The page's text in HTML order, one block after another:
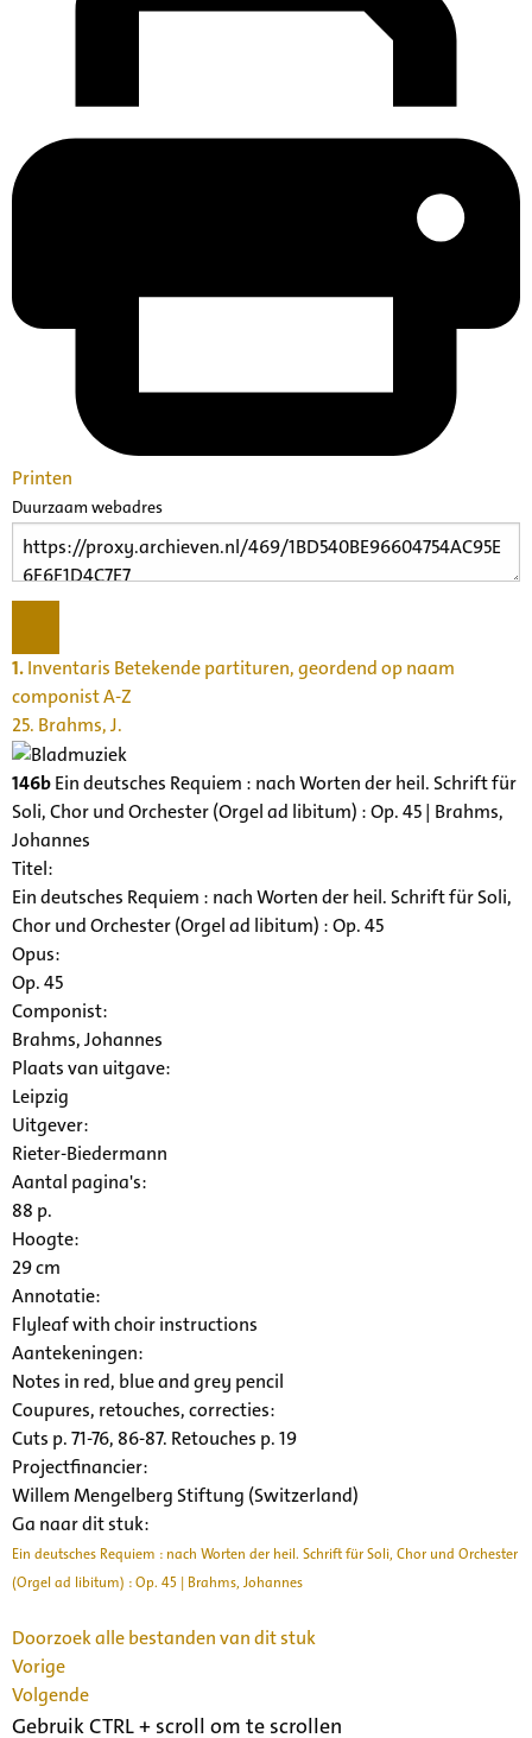
Printen
Duurzaam webadres
1.Inventaris Betekende partituren, geordend op naam
componist A-Z
25. Brahms, J.
146bEin deutsches Requiem : nach Worten der heil. Schrift für
Soli, Chor und Orchester (Orgel ad libitum) : Op. 45 | Brahms,
Johannes
Titel:
Ein deutsches Requiem : nach Worten der heil. Schrift für Soli,
Chor und Orchester (Orgel ad libitum) : Op. 45
Opus:
Op. 45
Componist:
Brahms, Johannes
Plaats van uitgave:
Leipzig
Uitgever:
Rieter-Biedermann
Aantal pagina's:
88 p.
Hoogte:
29 cm
Annotatie:
Flyleaf with choir instructions
Aantekeningen:
Notes in red, blue and grey pencil
Coupures, retouches, correcties:
Cuts p. 71-76, 86-87. Retouches p. 19
Projectfinancier:
Willem Mengelberg Stiftung (Switzerland)
Ga naar dit stuk:
Ein deutsches Requiem : nach Worten der heil. Schrift für Soli, Chor und Orchester
(Orgel ad libitum) : Op. 45 | Brahms, Johannes
Doorzoek alle bestanden van dit stuk
Vorige
Volgende
Gebruik CTRL + scroll om te scrollen